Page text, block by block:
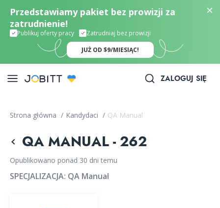
Przedstawiamy pakiet bez prowizji za
zatrudnienie!
Publikuj oferty pracy Zatrudniaj bez prowizji
JUŻ OD $9/MIESIĄC!
ZALOGUJ SIĘ
Strona główna / Kandydaci / QA Manual
QA MANUAL - 262
Opublikowano ponad 30 dni temu
SPECJALIZACJA: QA Manual